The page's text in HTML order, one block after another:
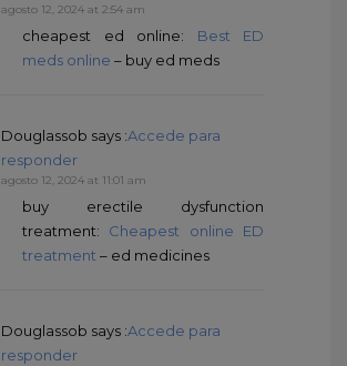
agosto 12, 2024 at 2:54 am
cheapest ed online: Best ED
meds online – buy ed meds
Douglassob says :Accede para
responder
agosto 12, 2024 at 11:01 am
buy erectile dysfunction
treatment: Cheapest online ED
treatment – ed medicines
Douglassob says :Accede para
responder